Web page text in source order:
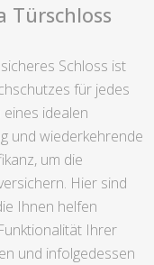
Türschloss
Schloss ist
für jedes
idealen
und wiederkehrende
um die
Hier sind
Ihnen helfen
Ihrer
und infolgedessen